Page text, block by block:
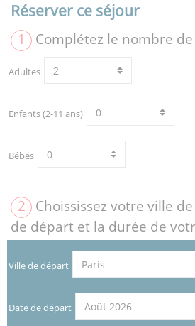
Réserver ce séjour
1 Complétez le nombre
Adultes
Enfants (2-11 ans)
Bébés
2 Choississez votre ville
de départ et la durée de
Ville de départ
Date de départ